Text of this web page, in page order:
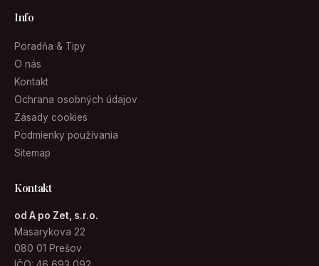
Info
Poradňa & Tipy
O nás
Kontakt
Ochrana osobných údajov
Zásady cookies
Podmienky používania
Sitemap
Kontakt
od A po Zet, s.r.o.
Masarykova 22
080 01 Prešov